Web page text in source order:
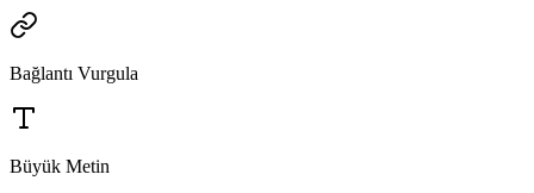
Bağlantı Vurgula
Büyük Metin